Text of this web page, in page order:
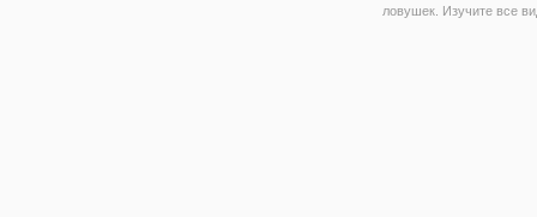
ловушек. Изучите все